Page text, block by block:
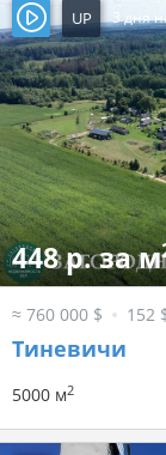
UP 3 дня
448 р. за м
≈ 760 000 $ 152
Тиневичи
5000 м2